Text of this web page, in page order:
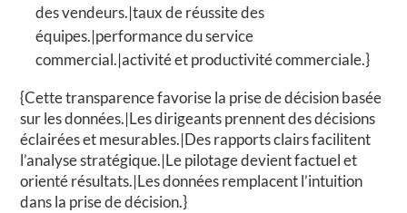
des vendeurs.|taux de réussite des
équipes.|performance du service
commercial.|activité et productivité commerciale.}
{Cette transparence favorise la prise de décision basée
sur les données.|Les dirigeants prennent des décisions
éclairées et mesurables.|Des rapports clairs facilitent
l’analyse stratégique.|Le pilotage devient factuel et
orienté résultats.|Les données remplacent l’intuition
dans la prise de décision.}